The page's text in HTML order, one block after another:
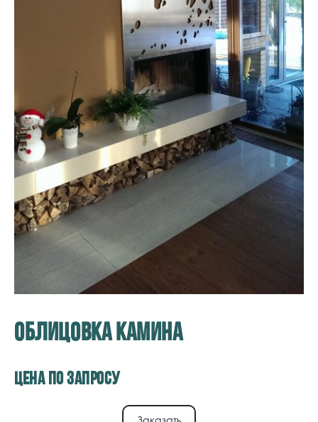
ОБЛИЦОВКА КАМИНА
Цена по запросу